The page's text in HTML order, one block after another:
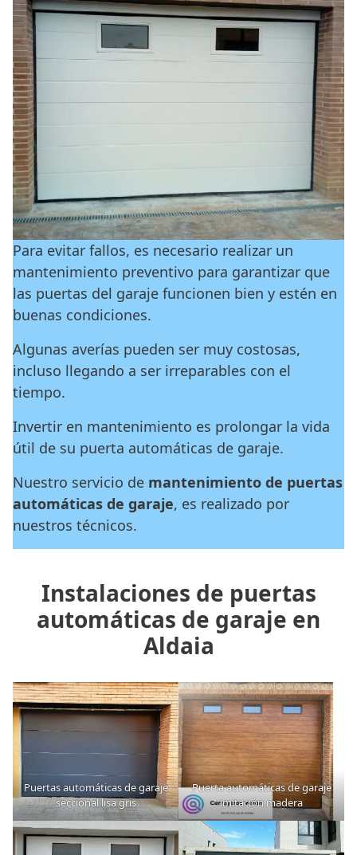
Para evitar fallos, es necesario realizar un
mantenimiento preventivo para garantizar que
las puertas del garaje funcionen bien y estén en
buenas condiciones.
Algunas averías pueden ser muy costosas,
incluso llegando a ser irreparables con el
tiempo.
Invertir en mantenimiento es prolongar la vida
útil de su puerta automáticas de garaje.
Nuestro servicio de mantenimiento de puertas
automáticas de garaje, es realizado por
nuestros técnicos.
Instalaciones de puertas
automáticas de garaje en
Aldaia
Puertas automáticas de garaje
seccional lisa gris
Puerta automáticas de garaje
imitación madera